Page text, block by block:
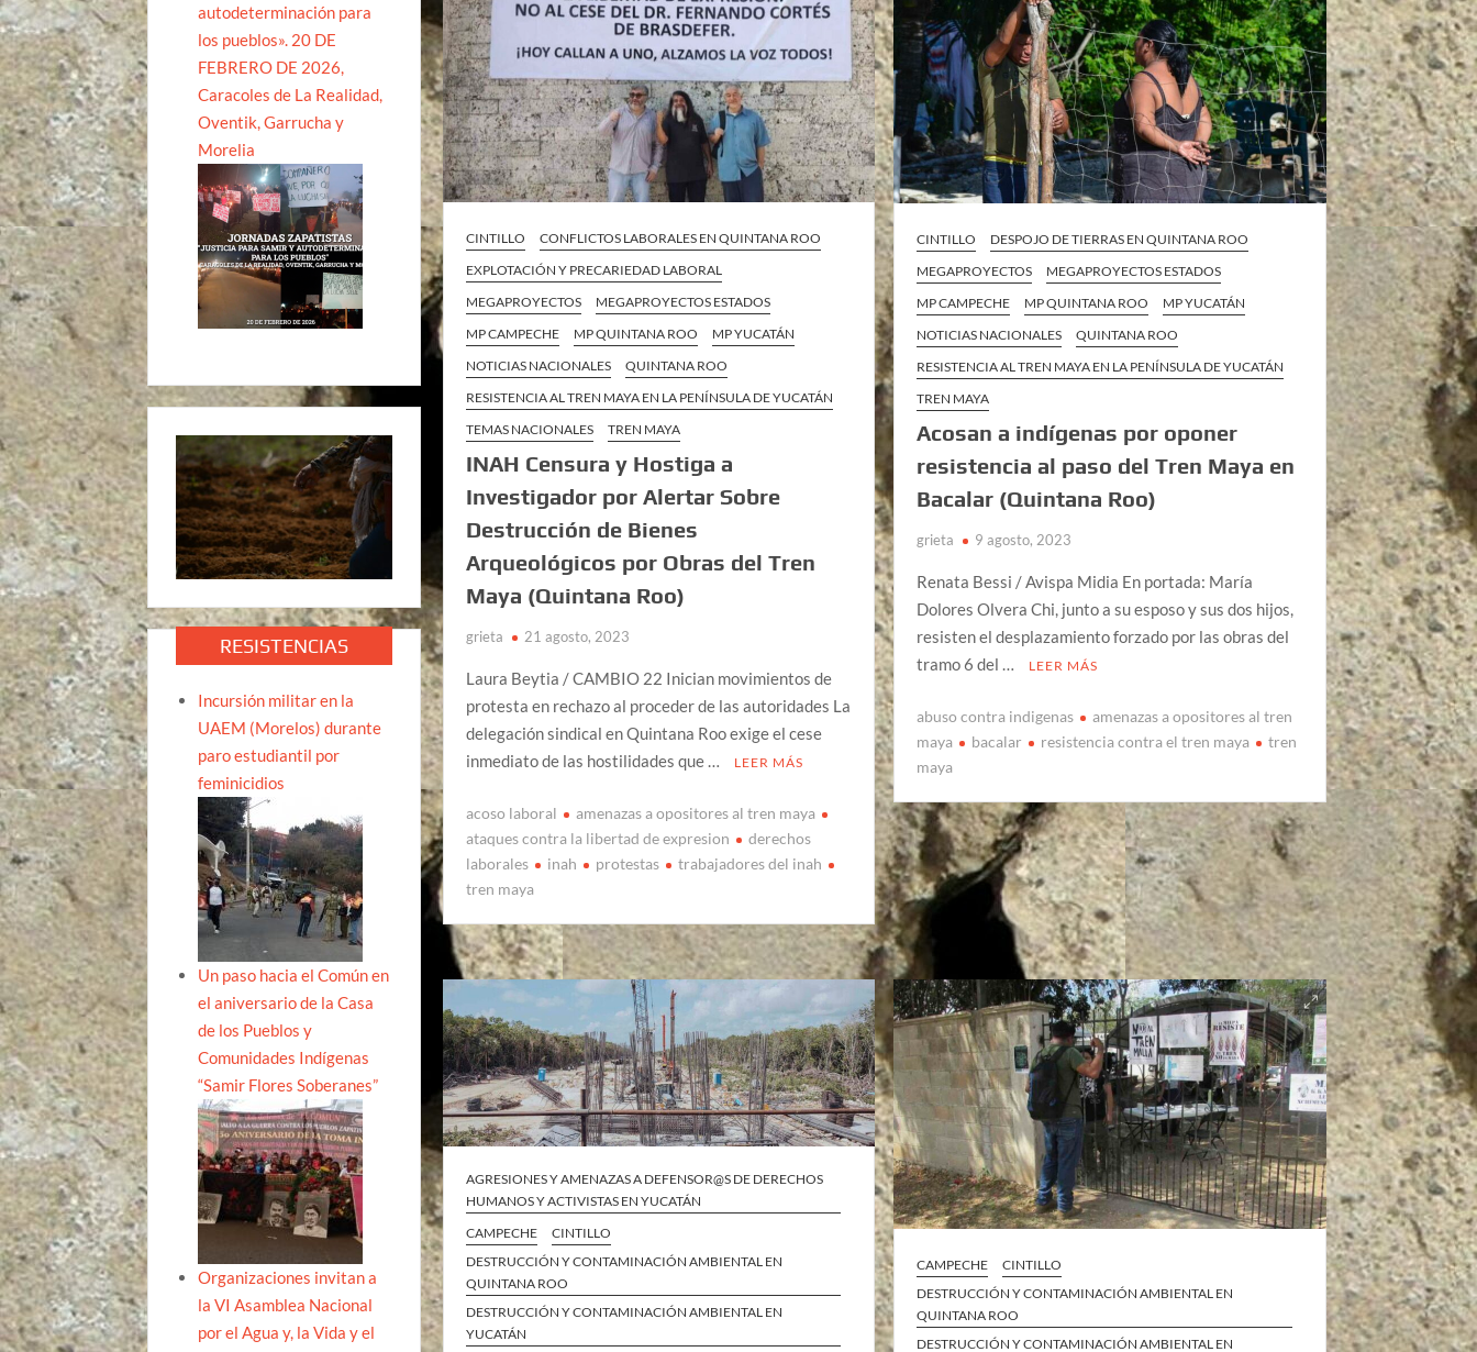
CINTILLO
CONFLICTOS LABORALES EN QUINTANA ROO
EXPLOTACIÓN Y PRECARIEDAD LABORAL
MEGAPROYECTOS
MEGAPROYECTOS ESTADOS
MP CAMPECHE
MP QUINTANA ROO
MP YUCATÁN
NOTICIAS NACIONALES
QUINTANA ROO
RESISTENCIA AL TREN MAYA EN LA PENÍNSULA DE YUCATÁN
TEMAS NACIONALES
TREN MAYA
INAH Censura y Hostiga a
Investigador por Alertar Sobre
Destrucción de Bienes
Arqueológicos por Obras del Tren
Maya (Quintana Roo)
grieta 21 agosto, 2023
Laura Beytia / CAMBIO 22 Inician movimientos de
protesta en rechazo al proceder de las autoridades La
delegación sindical en Quintana Roo exige el cese
inmediato de las hostilidades que …
LEER MÁS
acoso laboral
amenazas a opositores al tren maya
ataques contra la libertad de expresion
derechos
laborales
inah protestas
trabajadores del inah
tren maya
CINTILLO
DESPOJO DE TIERRAS EN QUINTANA ROO
MEGAPROYECTOS
MEGAPROYECTOS ESTADOS
MP CAMPECHE
MP QUINTANA ROO
MP YUCATÁN
NOTICIAS NACIONALES
QUINTANA ROO
RESISTENCIA AL TREN MAYA EN LA PENÍNSULA DE YUCATÁN
TREN MAYA
Acosan a indígenas por oponer
resistencia al paso del Tren Maya en
Bacalar (Quintana Roo)
grieta 9 agosto, 2023
Renata Bessi / Avispa Midia En portada: María
Dolores Olvera Chi, junto a su esposo y sus dos hijos,
resisten el desplazamiento forzado por las obras del
tramo 6 del …
LEER MÁS
abuso contra indigenas
amenazas a opositores al tren
maya
bacalar resistencia contra el tren maya
tren
maya
AGRESIONES Y AMENAZAS A DEFENSOR@S DE DERECHOS
HUMANOS Y ACTIVISTAS EN YUCATÁN
CAMPECHE
CINTILLO
DESTRUCCIÓN Y CONTAMINACIÓN AMBIENTAL EN
QUINTANA ROO
DESTRUCCIÓN Y CONTAMINACIÓN AMBIENTAL EN
YUCATÁN
CAMPECHE
CINTILLO
DESTRUCCIÓN Y CONTAMINACIÓN AMBIENTAL EN
QUINTANA ROO
DESTRUCCIÓN Y CONTAMINACIÓN AMBIENTAL EN
autodeterminación para
los pueblos». 20 DE
FEBRERO DE 2026,
Caracoles de La Realidad,
Oventik, Garrucha y
Morelia
RESISTENCIAS
Incursión militar en la
UAEM (Morelos) durante
paro estudiantil por
feminicidios
Un paso hacia el Común en
el aniversario de la Casa
de los Pueblos y
Comunidades Indígenas
“Samir Flores Soberanes”
Organizaciones invitan a
la VI Asamblea Nacional
por el Agua y, la Vida y el